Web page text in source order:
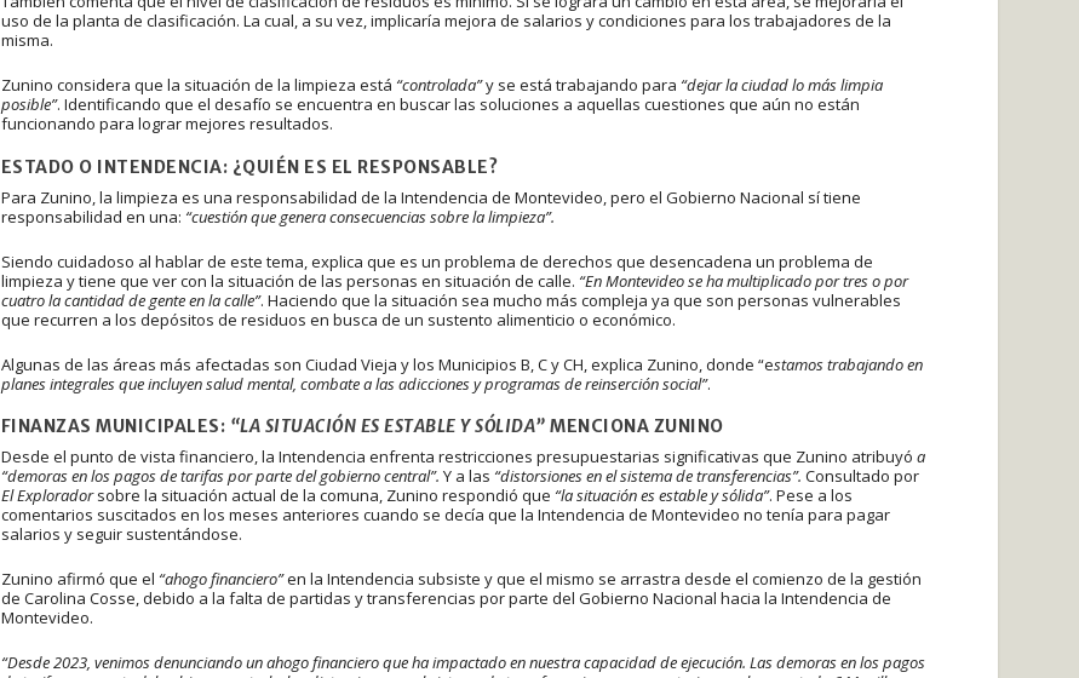
uso de la planta de clasificación. La cual, a su vez, implicaría mejora de salarios y condiciones para los trabajadores de la
misma.
Zunino considera que la situación de la limpieza está “controlada”y se está trabajando para “dejar la ciudad lo más limpia
posible”. Identificando que el desafío se encuentra en buscar las soluciones a aquellas cuestiones que aún no están
funcionando para lograr mejores resultados.
ESTADO O INTENDENCIA: ¿QUIÉN ES EL RESPONSABLE?
Para Zunino, la limpieza es una responsabilidad de la Intendencia de Montevideo, pero el Gobierno Nacional sí tiene
responsabilidad en una: “cuestión que genera consecuencias sobre la limpieza”.
Siendo cuidadoso al hablar de este tema, explica que es un problema de derechos que desencadena un problema de
limpieza y tiene que ver con la situación de las personas en situación de calle. “En Montevideo se ha multiplicado por tres o por
cuatro la cantidad de gente en la calle”. Haciendo que la situación sea mucho más compleja ya que son personas vulnerables
que recurren a los depósitos de residuos en busca de un sustento alimenticio o económico.
Algunas de las áreas más afectadas son Ciudad Vieja y los Municipios B, C y CH, explica Zunino, donde “estamos trabajando en
planes integrales que incluyen salud mental, combate a las adicciones y programas de reinserción social”.
FINANZAS MUNICIPALES: “LA SITUACIÓN ES ESTABLE Y SÓLIDA” MENCIONA ZUNINO
Desde el punto de vista financiero, la Intendencia enfrenta restricciones presupuestarias significativas que Zunino atribuyó a
“demoras en los pagos de tarifas por parte del gobierno central”. Y a las “distorsiones en el sistema de transferencias”. Consultado por
El Exploradorsobre la situación actual de la comuna, Zunino respondió que “la situación es estable y sólida”. Pese a los
comentarios suscitados en los meses anteriores cuando se decía que la Intendencia de Montevideo no tenía para pagar
salarios y seguir sustentándose.
Zunino afirmó que el “ahogo financiero”en la Intendencia subsiste y que el mismo se arrastra desde el comienzo de la gestión
de Carolina Cosse, debido a la falta de partidas y transferencias por parte del Gobierno Nacional hacia la Intendencia de
Montevideo.
“Desde 2023, venimos denunciando un ahogo financiero que ha impactado en nuestra capacidad de ejecución. Las demoras en los pagos